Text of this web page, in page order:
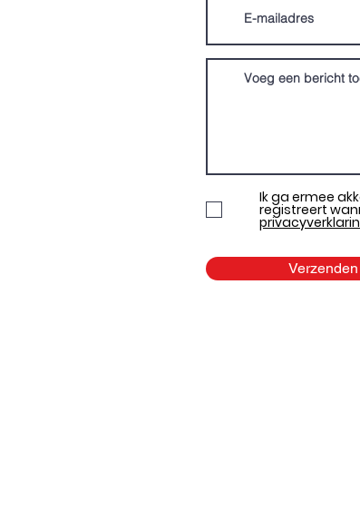
Ik ga ermee
registreert
Verzenden